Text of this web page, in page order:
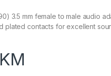
3.5 mm female to male audio
plated contacts for excellent
KM